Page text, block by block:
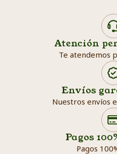
Atención
Te atendemos
Envíos
Nuestros envíos
Pagos
Pagos